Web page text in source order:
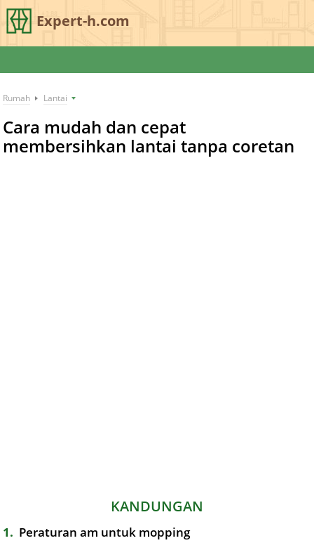
Expert-h.com
Rumah Lantai
Cara mudah dan cepat
membersihkan lantai tanpa coretan
KANDUNGAN
1
Peraturan am untuk mopping